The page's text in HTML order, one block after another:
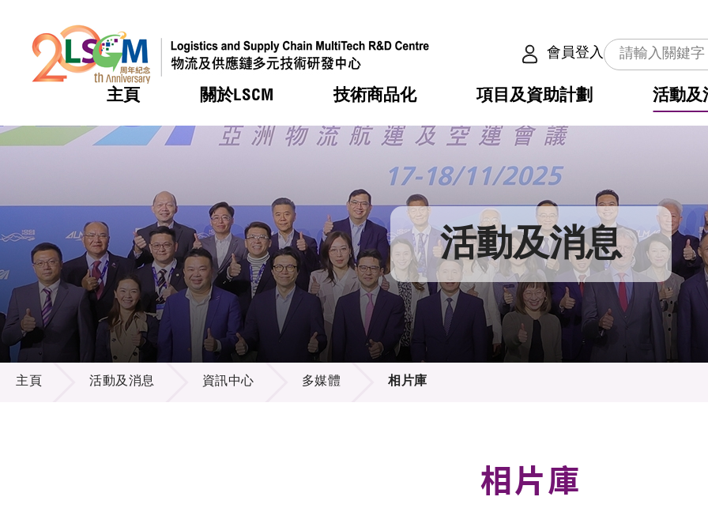
會員登入
主頁 關於LSCM
熱門 機構簡介
組織架構
組織架構
董事局
研究顧問
招標通告
技術商品化
熱門 服務
可獲授權之技術
應用於公共服務之創新技術
重點項目
項目及資助計劃
熱門 合作計劃
資助計劃
資助計劃
稅務優惠
申請
評審
徵求研發項目計劃書
項目資料庫
活動及
熱門 活動
獎項
新聞中心
媒體報導
新聞稿
資訊中心
多媒體
出版刊物
熱門 會籍及服務
會員列表
會員登入 活動及消息
活動及消息
主頁 活動及消息 資訊中心 多媒體 相片庫
相片庫